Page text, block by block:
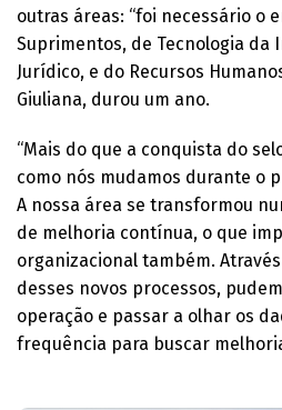
outras áreas: “foi necessário o
Suprimentos, de Tecnologia da
Jurídico, e do Recursos
Giuliana, durou um ano.
“Mais do que a conquista do
como nós mudamos durante o
A nossa área se transformou
de melhoria contínua, o que
organizacional também.
desses novos processos,
operação e passar a olhar os
frequência para buscar